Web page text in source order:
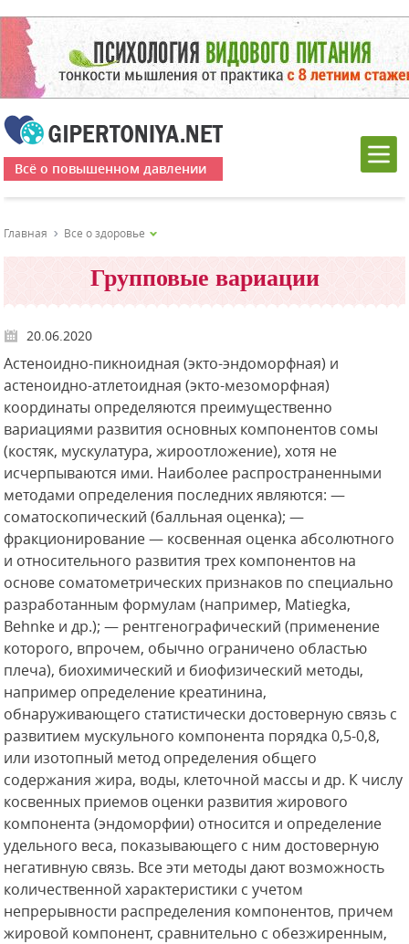
Всё о повышенном давлении
Главная Все о здоровье
Групповые вариации
20.06.2020
Астеноидно-пикноидная (экто-эндоморфная) и
астеноидно-атлетоидная (экто-мезоморфная)
координаты определяются преимущественно
вариациями развития основных компонентов сомы
(костяк, мускулатура, жироотложение), хотя не
исчерпываются ими. Наиболее распространенными
методами определения последних являются: —
соматоскопический (балльная оценка); —
фракционирование— косвенная оценка абсолютного
и относительного развития трех компонентов на
основе соматометрических признаков по специально
разработанным формулам (например, Matiegka,
Behnke и др.); — рентгенографический (применение
которого, впрочем, обычно ограничено областью
плеча), биохимический и биофизический методы,
например определение креатинина,
обнаруживающего статистически достоверную связь с
развитием мускульного компонента порядка 0,5-0,8,
или изотопный метод определения общего
содержания жира, воды, клеточной массы и др. К числу
косвенных приемов оценки развития жирового
компонента (эндоморфии) относится и определение
удельного веса, показывающего с ним достоверную
негативную связь. Все эти методы дают возможность
количественной характеристики с учетом
непрерывности распределения компонентов, причем
жировой компонент, сравнительно с обезжиренным,